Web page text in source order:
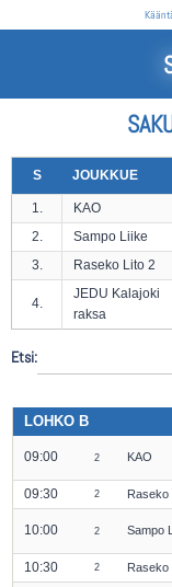
S JOUKKUE
1. KAO
2.
Sampo Liike
3.
Raseko Lito 2
4.
JEDU Kalajoki
raksa
Etsi:
LOHKO B
09:00 2 KAO
09:30 2 Raseko
10:00 2 Sampo
10:30 2 Raseko